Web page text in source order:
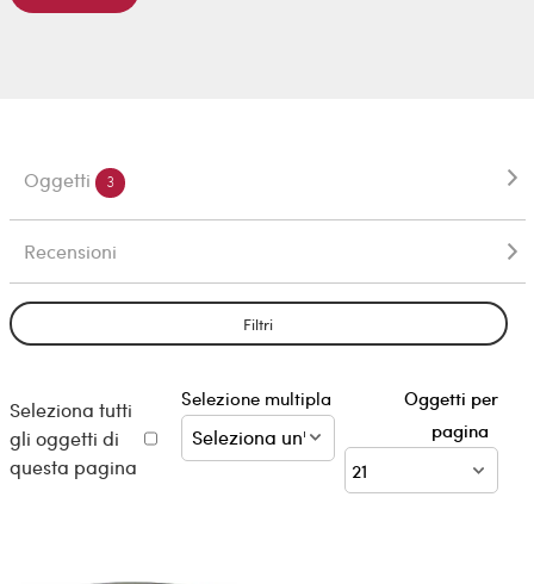
Oggetti 3
Recensioni
Filtri
Seleziona tutti
gli oggetti di
questa pagina
Selezione multipla
Oggetti per
pagina